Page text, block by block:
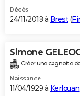
Décès
24/11/2018 à Brest(
Simone
Créer une cagnotte
Naissance
11/04/1929 à Kerlouan